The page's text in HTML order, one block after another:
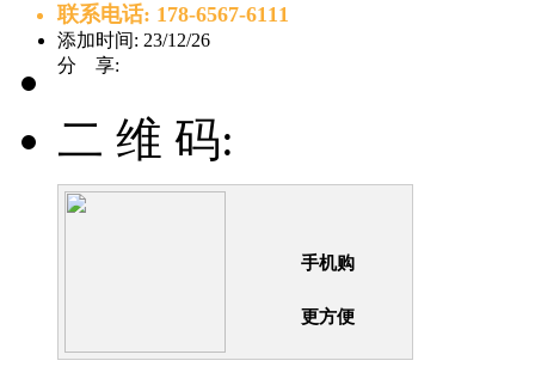
联系电话: 178-6567-6111​
添加时间: 23/12/26
分 享:
二 维 码:
手机购
更方便